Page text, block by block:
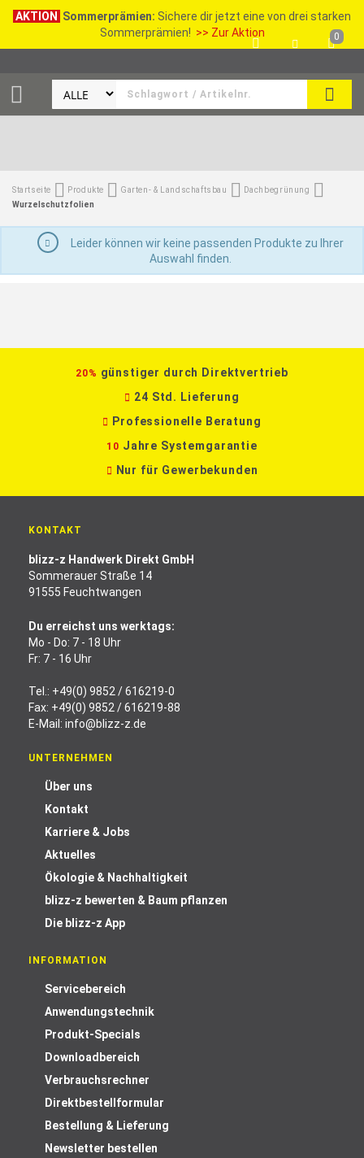
AKTION Sommerprämien: Sichere dir jetzt eine von drei starken
Sommerprämien! >> Zur Aktion 0
Startseite Produkte Garten- & Landschaftsbau
Dachbegrünung
Wurzelschutzfolien
Leider können wir keine passenden Produkte zu Ihrer
Auswahl finden.
20% günstiger durch Direktvertrieb
24 Std. Lieferung
Professionelle Beratung
10 Jahre Systemgarantie
Nur für Gewerbekunden
KONTAKT
blizz-z Handwerk Direkt GmbH
Sommerauer Straße 14
91555 Feuchtwangen
Du erreichst uns werktags:
Mo - Do: 7 - 18 Uhr
Fr: 7 - 16 Uhr
Tel.: +49(0) 9852 / 616219-0
Fax: +49(0) 9852 / 616219-88
E-Mail: info@blizz-z.de
UNTERNEHMEN
Über uns
Kontakt
Karriere & Jobs
Aktuelles
Ökologie & Nachhaltigkeit
blizz-z bewerten & Baum pflanzen
Die blizz-z App
INFORMATION
Servicebereich
Anwendungstechnik
Produkt-Specials
Downloadbereich
Verbrauchsrechner
Direktbestellformular
Bestellung & Lieferung
Newsletter bestellen